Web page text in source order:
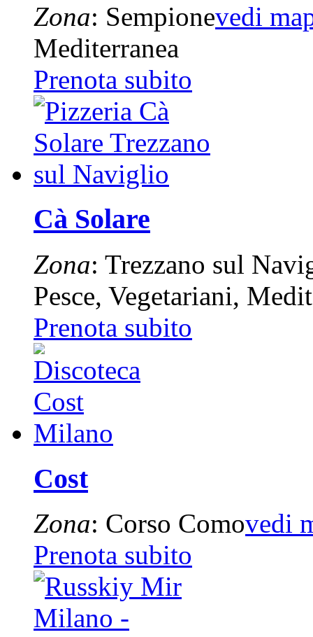
Zona: Sempionevedi
Mediterranea
Prenota subito
Cà Solare
Zona: Trezzano sul
Pesce, Vegetariani,
Prenota subito
Cost
Zona: Corso Comovedi
Prenota subito